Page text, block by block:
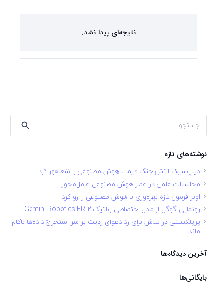
نتیجه‌ای پیدا نشد.
جستجو
برای:
نوشته‌های تازه
دیپ‌سیک آتش جنگ قیمت هوش مصنوعی را شعله‌ور کرد
محاسبات علمی در عصر هوش مصنوعی عامل‌محور
اوبر فرمول تازه بهره‌وری با هوش مصنوعی را رو کرد
رونمایی گوگل از مدل اختصاصی رباتیک Gemini Robotics ER 2
پرپلکسیتی در تلاش برای رد دعوای ردیت بر سر استخراج داده‌ها ناکام
ماند
آخرین دیدگاه‌ها
بایگانی‌ها